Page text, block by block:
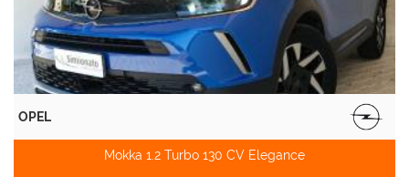
OPEL
Mokka 1.2 Turbo 130 CV Elegance